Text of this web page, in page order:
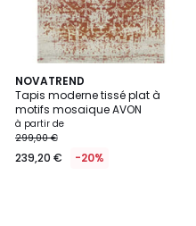
NOVATREND
Tapis moderne tissé plat à
motifs mosaique AVON
à partir de
299,00 €
239,20 € -20%